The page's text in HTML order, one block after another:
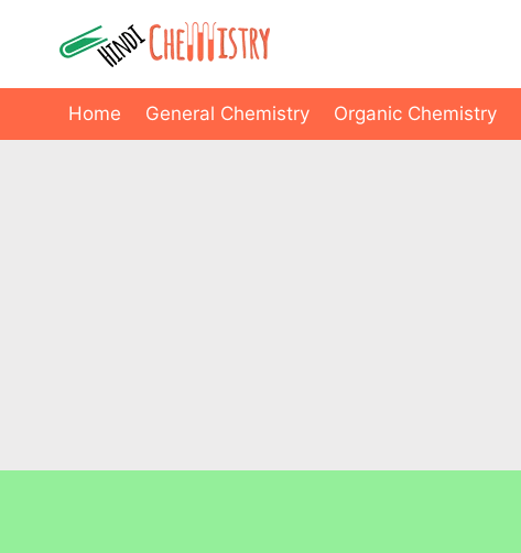
Home General Chemistry Organic Chemistry